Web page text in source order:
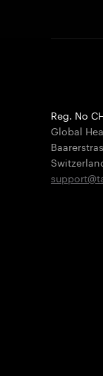
Reg. No
Global